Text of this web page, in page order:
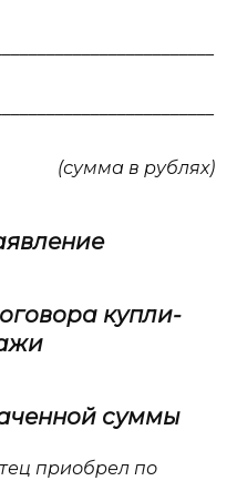
(сумма в рублях)
купли-
суммы
приобрел по